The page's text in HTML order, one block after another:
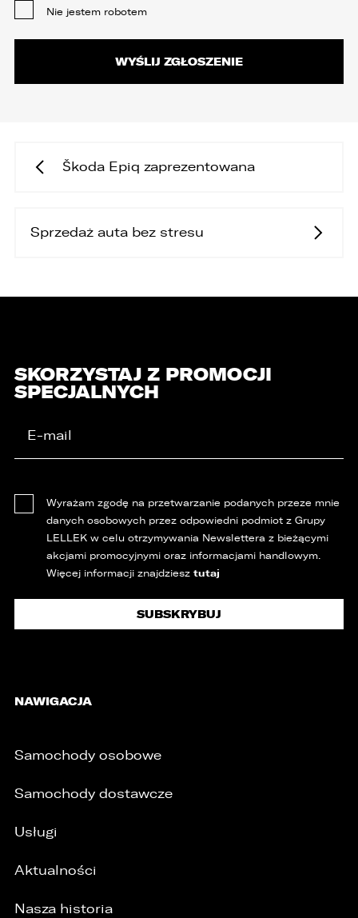
Nie jestem robotem
Škoda Epiq zaprezentowana
Sprzedaż auta bez stresu
SKORZYSTAJ Z PROMOCJI
SPECJALNYCH
Wyrażam zgodę na przetwarzanie podanych przeze mnie
danych osobowych przez odpowiedni podmiot z Grupy
LELLEK w celu otrzymywania Newslettera z bieżącymi
akcjami promocyjnymi oraz informacjami handlowym.
Więcej informacji znajdziesz tutaj
NAWIGACJA
Samochody osobowe
Samochody dostawcze
Usługi
Aktualności
Nasza historia